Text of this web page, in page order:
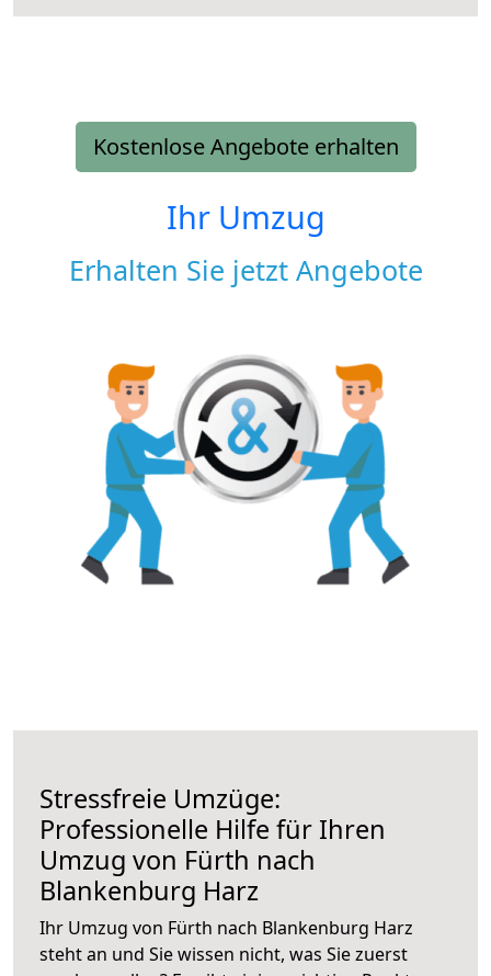
Kostenlose Angebote erhalten
Ihr Umzug
Erhalten Sie jetzt Angebote
Stressfreie Umzüge:
Professionelle Hilfe für Ihren
Umzug von Fürth nach
Blankenburg Harz
Ihr Umzug von Fürth nach Blankenburg Harz
steht an und Sie wissen nicht, was Sie zuerst